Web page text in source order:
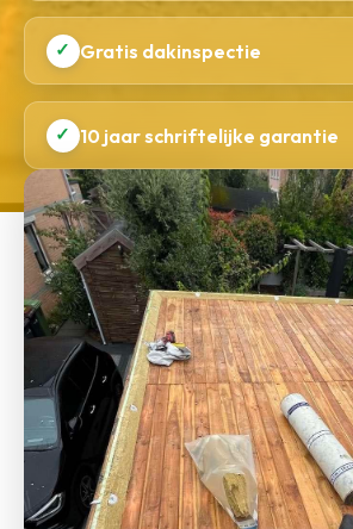
✓ Gratis dakinspectie
✓ 10 jaar schriftelijke garantie